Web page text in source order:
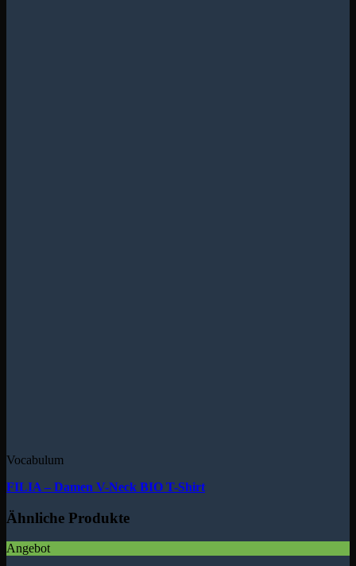
Vocabulum
FILIA – Damen V-Neck BIO T-Shirt
Ähnliche Produkte
Angebot